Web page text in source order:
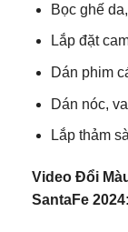
Bọc ghế
Lắp đặt
Dán phim
Dán nóc,
Lắp thảm
Video Đổi
SantaFe 2024: